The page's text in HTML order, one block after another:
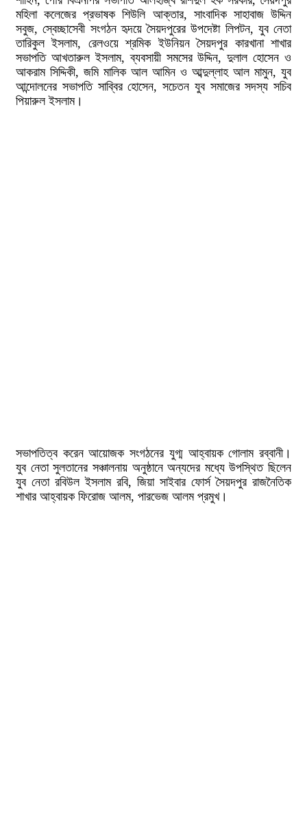
মহিলা কলেজের প্রভাষক শিউলি আক্তার, সাংবাদিক সাহাবাজ উদ্দিন
সবুজ, স্বেচ্ছাসেবী সংগঠন হৃদয়ে সৈয়দপুরের উপদেষ্টা লিপটন, যুব নেতা
তারিকুল ইসলাম, রেলওয়ে শ্রমিক ইউনিয়ন সৈয়দপুর কারখানা শাখার
সভাপতি আখতারুল ইসলাম, ব্যবসায়ী সমসের উদ্দিন, দুলাল হোসেন ও
আকরাম সিদ্দিকী, জমি মালিক আল আমিন ও আব্দুল্লাহ আল মামুন, যুব
আন্দোলনের সভাপতি সাব্বির হোসেন, সচেতন যুব সমাজের সদস্য সচিব
পিয়ারুল ইসলাম।
সভাপতিত্ব করেন আয়োজক সংগঠনের যুগ্ম আহ্বায়ক গোলাম রব্বানী।
যুব নেতা সুলতানের সঞ্চালনায় অনুষ্ঠানে অন্যদের মধ্যে উপস্থিত ছিলেন
যুব নেতা রবিউল ইসলাম রবি, জিয়া সাইবার ফোর্স সৈয়দপুর রাজনৈতিক
শাখার আহ্বায়ক ফিরোজ আলম, পারভেজ আলম প্রমুখ।